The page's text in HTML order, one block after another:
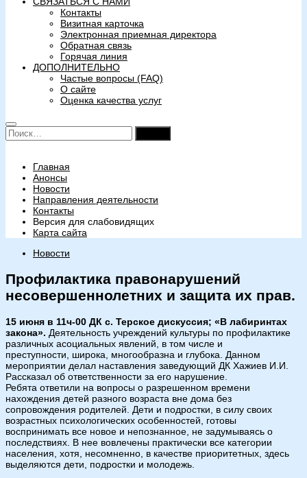
Контакты
Визитная карточка
Электронная приемная директора
Обратная связь
Горячая линия
ДОПОЛНИТЕЛЬНО
Частые вопросы (FAQ)
О сайте
Оценка качества услуг
Найти:
Главная
Анонсы
Новости
Направления деятельности
Контакты
Версия для слабовидящих
Карта сайта
Новости
Профилактика правонарушений
несовершеннолетних и защита их прав.
15 июня в 11ч-00 ДК с. Терское дискуссия; «В лабиринтах
закона». Деятельность учреждений культуры по профилактике
различных асоциальных явлений, в том числе и
преступности, широка, многообразна и глубока. Данном
мероприятии делал наставления заведующий ДК Хажиев И.И.
Рассказал об ответственности за его нарушение.
Ребята ответили на вопросы о разрешенном времени
нахождения детей разного возраста вне дома без
сопровождения родителей. Дети и подростки, в силу своих
возрастных психологических особенностей, готовы
воспринимать все новое и непознанное, не задумываясь о
последствиях. В нее вовлечены практически все категории
населения, хотя, несомненно, в качестве приоритетных, здесь
выделяются дети, подростки и молодежь.